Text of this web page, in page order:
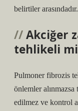
belirtiler arasındadır.
Akciğer
tehlikeli
Pulmoner fibrozis
önlemler
edilmez ve kontrol